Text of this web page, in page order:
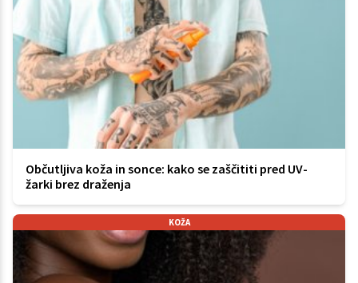
Občutljiva koža in sonce: kako se zaščititi pred UV-
žarki brez draženja
KOŽA